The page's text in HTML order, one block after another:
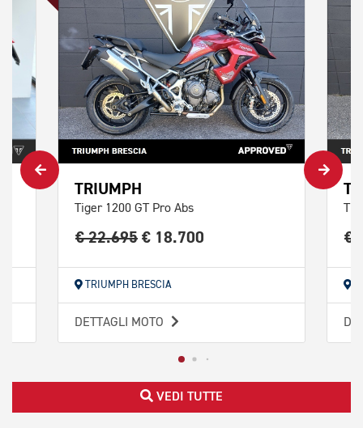
TRIUMPH
Tiger 1200 GT Pro Abs
€ 22.695 € 18.700
TRIUMPH BRESCIA
DETTAGLI MOTO
€
VEDI TUTTE